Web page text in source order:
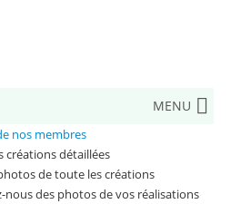
MENU
nos membres
créations détaillées
de toute les créations
nous des photos de vos réalisations